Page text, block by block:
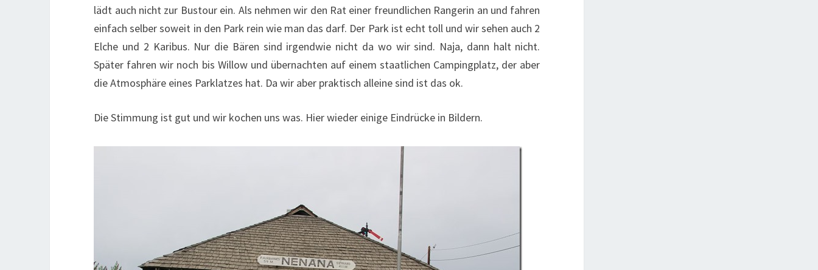
lädt auch nicht zur Bustour ein. Als nehmen wir den Rat einer freundlichen Rangerin an und fahren
einfach selber soweit in den Park rein wie man das darf. Der Park ist echt toll und wir sehen auch 2
Elche und 2 Karibus. Nur die Bären sind irgendwie nicht da wo wir sind. Naja, dann halt nicht.
Später fahren wir noch bis Willow und übernachten auf einem staatlichen Campingplatz, der aber
die Atmosphäre eines Parklatzes hat. Da wir aber praktisch alleine sind ist das ok.
Die Stimmung ist gut und wir kochen uns was. Hier wieder einige Eindrücke in Bildern.